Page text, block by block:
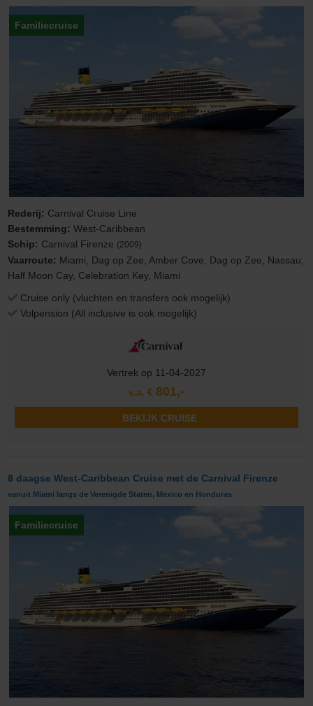
Familiecruise
Rederij: Carnival Cruise Line
Bestemming:West-Caribbean
Schip: Carnival Firenze (2009)
Vaarroute: Miami, Dag op Zee, Amber Cove, Dag op Zee, Nassau,
Half Moon Cay, Celebration Key, Miami
Cruise only (vluchten en transfers ook mogelijk)
Volpension (All inclusive is ook mogelijk)
Vertrek op 11-04-2027
v.a. € 801,-
BEKIJK CRUISE
8 daagse West-Caribbean Cruise met de Carnival Firenze
vanuit Miami langs de Verenigde Staten, Mexico en Honduras
Familiecruise